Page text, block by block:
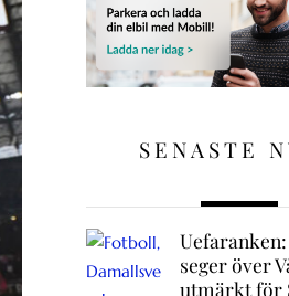
SENASTE
seger över
utmärkt för